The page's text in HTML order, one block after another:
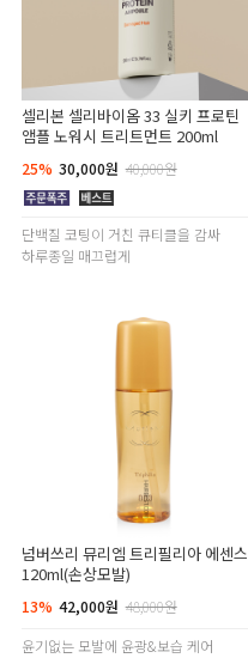
셀리본 셀리바이옴 33 실키 프로틴
앰플 노워시 트리트먼트 200ml
25% 30,000원 40,000원
단백질 코팅이 거친 큐티클을 감싸
하루종일 매끄럽게
넘버쓰리 뮤리엠 트리필리아 에센스
120ml(손상모발)
13% 42,000원 48,000원
윤기없는 모발에 윤광&보습 케어